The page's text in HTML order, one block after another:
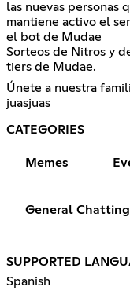
las nuevas personas
mantiene activo el
el bot de Mudae
Sorteos de Nitros y
tiers de Mudae.
Únete a nuestra
juasjuas
CATEGORIES
Memes
General Chatting
SUPPORTED
Spanish